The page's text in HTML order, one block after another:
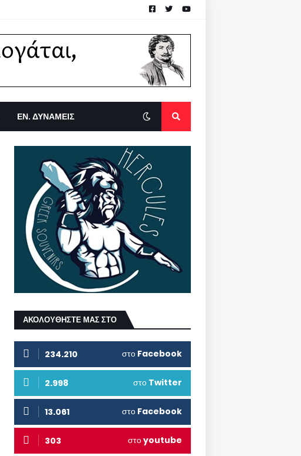
ΕΝ. ΔΥΝΑΜΕΙΣ
ΑΚΟΛΟΥΘΗΣΤΕ ΜΑΣ ΣΤΟ
234.210 στο Facebook
2.998 στο Twitter
13.061 στο Facebook
303 στοyoutube